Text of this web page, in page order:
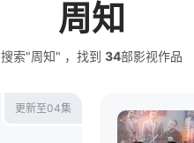
周知
搜索"周知" ，找到 34部影视作品
更新至04集